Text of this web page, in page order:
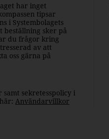
har inget
tipsar
i Systembolagets
beställning sker på
du frågor kring
av att
oss gärna på
sekretesspolicy i
Användarvillkor